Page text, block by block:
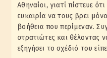
Αθηναίοι, γιατί πίστευε
ευκαιρία να τους βρει
βοήθεια που περίμεναν.
στρατιώτες και θέλοντας
εξηγήσει το σχέδιό του